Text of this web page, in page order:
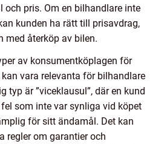
och pris. Om en bilhandlare inte
kunden ha rätt till prisavdrag,
med återköp av bilen.
av konsumentköplagen för
vara relevanta för bilhandlare
typ är ”viceklausul”, där en kund
som inte var synliga vid köpet
för sitt ändamål. Det kan
regler om garantier och